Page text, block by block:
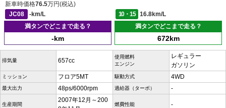
新車時価格76.5万円(税込)
JC08
-km/L 10・15
16.8km/L
満タンでどこまで走る？
-km
満タンでどこまで走る？
672km
排気量 657cc
使用燃料
エンジン
レギュラー
ガソリン
ミッション フロア5MT 駆動方式 4WD
最大出力 48ps/6000rpm 過給器（ターボ） -
生産期間
2007年12月～200
燃費性能 -